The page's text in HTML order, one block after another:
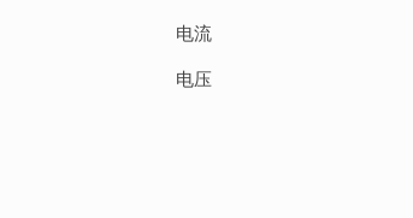
电流
电压